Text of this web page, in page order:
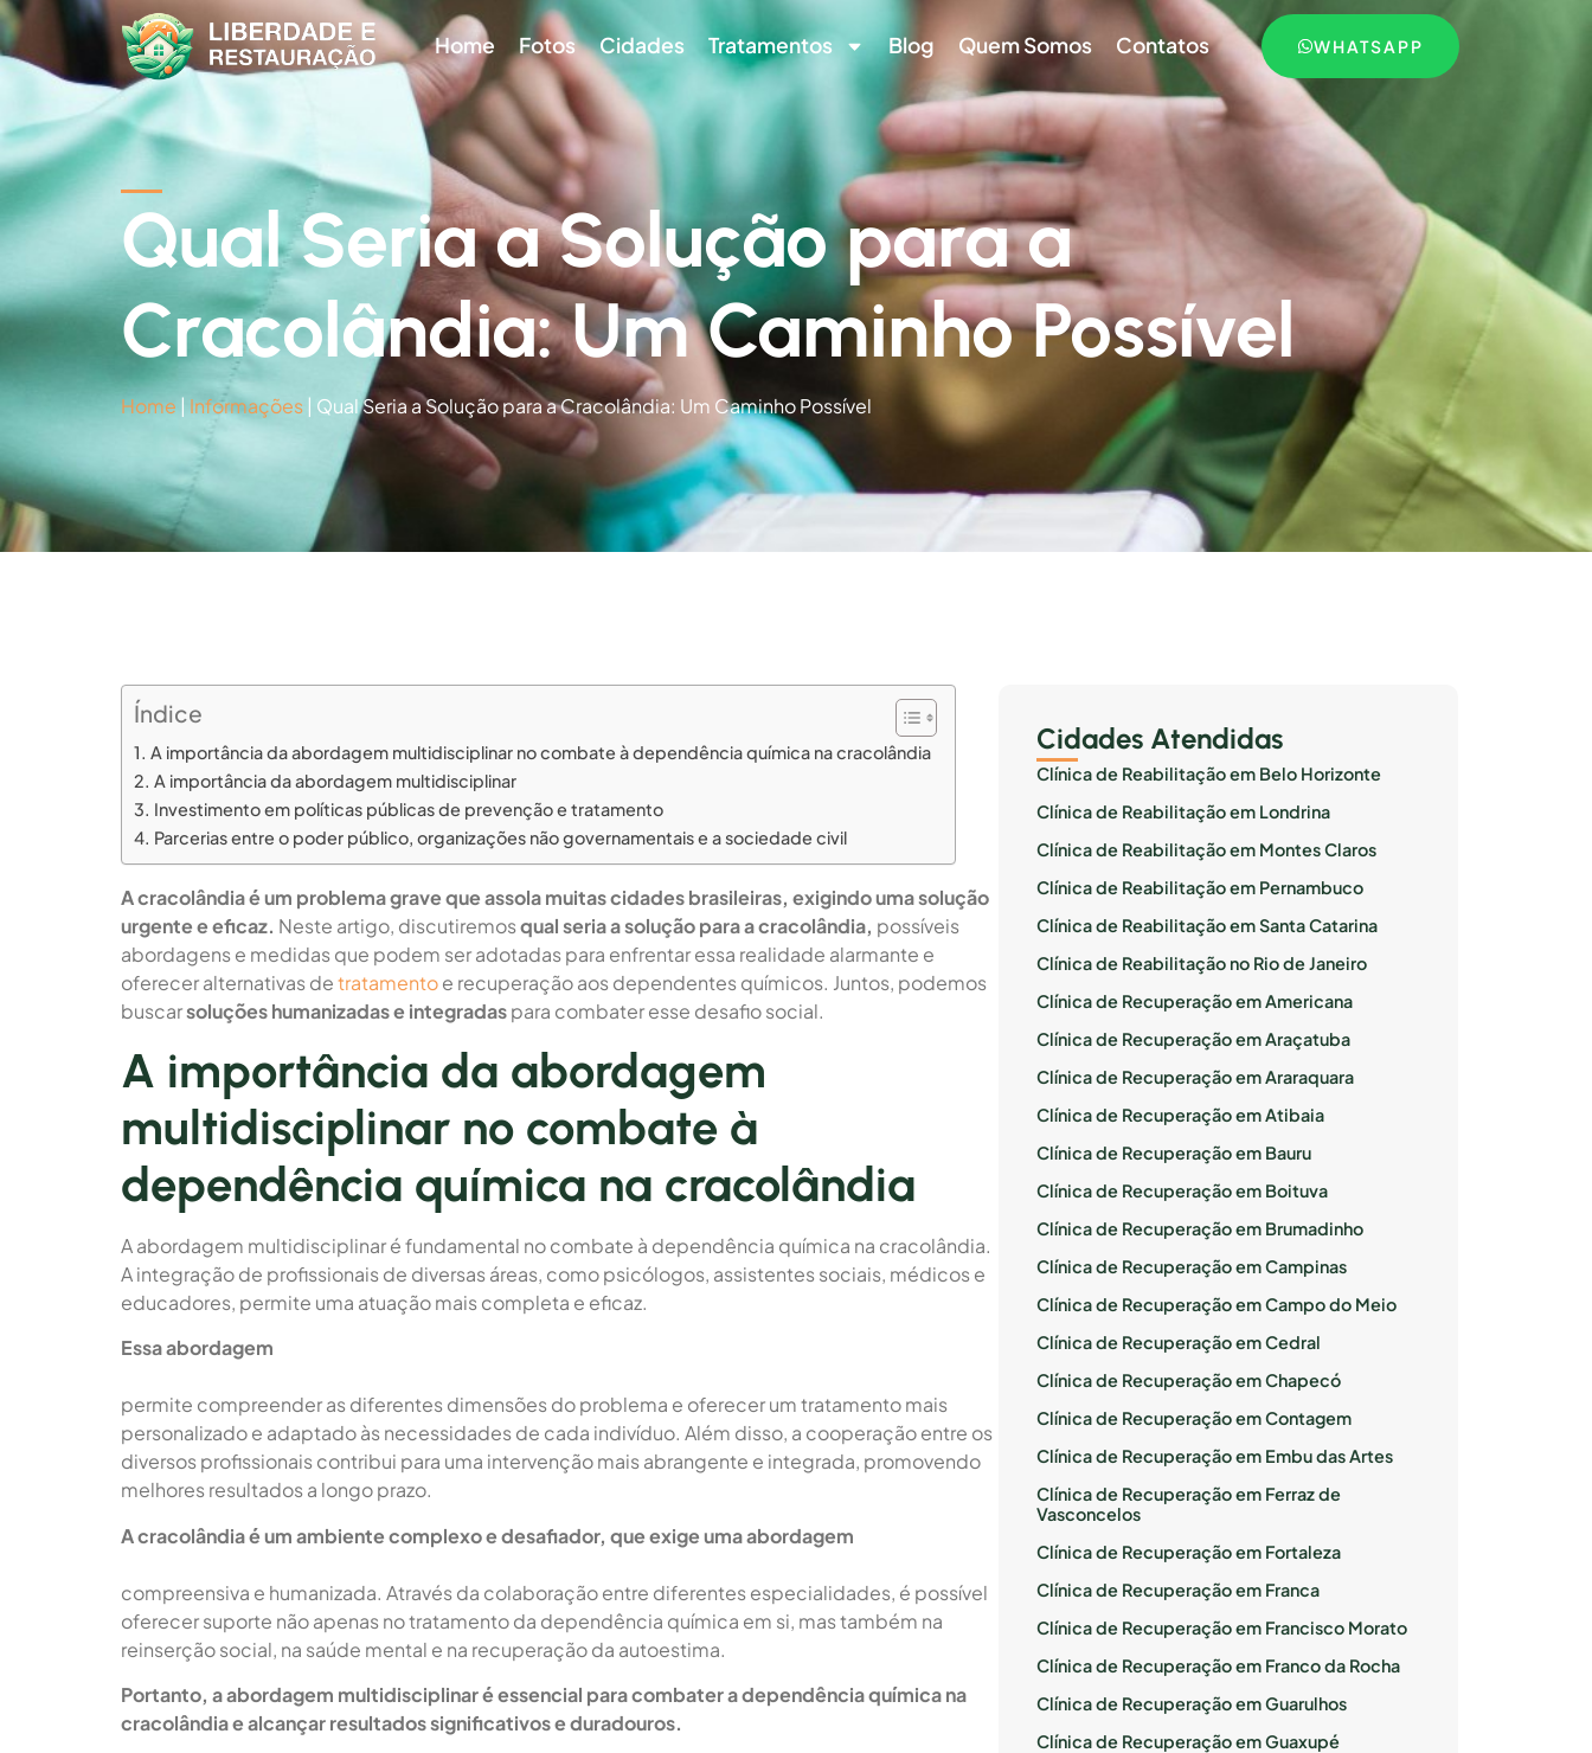
Home Fotos Cidades Tratamentos Blog Quem Somos Contatos WHATSAPP
Qual Seria a Solução para a
Cracolândia: Um Caminho Possível
Home | Informações | Qual Seria a Solução para a Cracolândia: Um Caminho Possível
Índice
A importância da abordagem multidisciplinar no combate à dependência química na cracolândia
A importância da abordagem multidisciplinar
Investimento em políticas públicas de prevenção e tratamento
Parcerias entre o poder público, organizações não governamentais e a sociedade civil
A cracolândia é um problema grave que assola muitas cidades brasileiras, exigindo uma solução
urgente e eficaz. Neste artigo, discutiremosqual seria a solução para a cracolândia, possíveis
abordagens e medidas que podem ser adotadas para enfrentar essa realidade alarmante e
oferecer alternativas detratamentoe recuperação aos dependentes químicos. Juntos, podemos
buscarsoluções humanizadas e integradaspara combater esse desafio social.
A importância da abordagem
multidisciplinar no combate à
dependência química na cracolândia
A abordagem multidisciplinar é fundamental no combate à dependência química na cracolândia.
A integração de profissionais de diversas áreas, como psicólogos, assistentes sociais, médicos e
educadores, permite uma atuação mais completa e eficaz.
Essa abordagem
permite compreender as diferentes dimensões do problema e oferecer um tratamento mais
personalizado e adaptado às necessidades de cada indivíduo. Além disso, a cooperação entre os
diversos profissionais contribui para uma intervenção mais abrangente e integrada, promovendo
melhores resultados a longo prazo.
A cracolândia é um ambiente complexo e desafiador, que exige uma abordagem
compreensiva e humanizada. Através da colaboração entre diferentes especialidades, é possível
oferecer suporte não apenas no tratamento da dependência química em si, mas também na
reinserção social, na saúde mental e na recuperação da autoestima.
Portanto, a abordagem multidisciplinar é essencial para combater a dependência química na
cracolândia e alcançar resultados significativos e duradouros.
Cidades Atendidas
Clínica de Reabilitação em Belo Horizonte
Clínica de Reabilitação em Londrina
Clínica de Reabilitação em Montes Claros
Clínica de Reabilitação em Pernambuco
Clínica de Reabilitação em Santa Catarina
Clínica de Reabilitação no Rio de Janeiro
Clínica de Recuperação em Americana
Clínica de Recuperação em Araçatuba
Clínica de Recuperação em Araraquara
Clínica de Recuperação em Atibaia
Clínica de Recuperação em Bauru
Clínica de Recuperação em Boituva
Clínica de Recuperação em Brumadinho
Clínica de Recuperação em Campinas
Clínica de Recuperação em Campo do Meio
Clínica de Recuperação em Cedral
Clínica de Recuperação em Chapecó
Clínica de Recuperação em Contagem
Clínica de Recuperação em Embu das Artes
Clínica de Recuperação em Ferraz de
Vasconcelos
Clínica de Recuperação em Fortaleza
Clínica de Recuperação em Franca
Clínica de Recuperação em Francisco Morato
Clínica de Recuperação em Franco da Rocha
Clínica de Recuperação em Guarulhos
Clínica de Recuperação em Guaxupé